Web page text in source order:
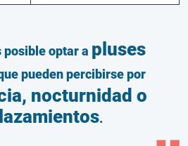
posible optar a pluses
pueden percibirse por
nocturnidad o
.